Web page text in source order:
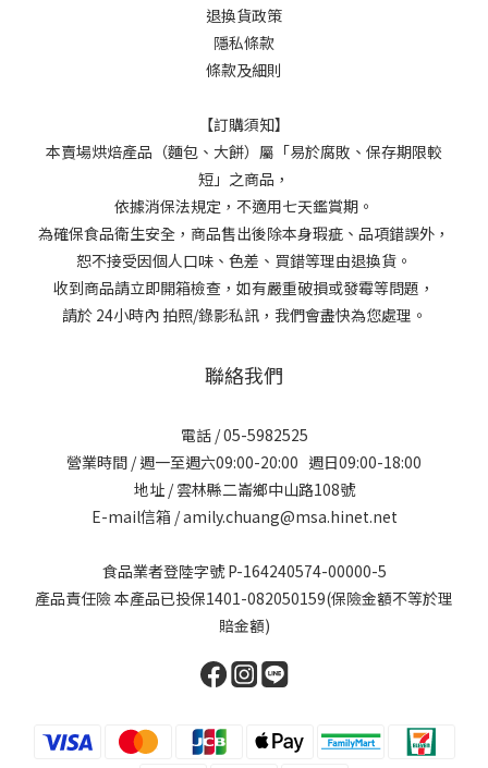
退換貨政策
隱私條款
條款及細則
【訂購須知】
本賣場烘焙產品（麵包、大餅）屬「易於腐敗、保存期限較
短」之商品，
依據消保法規定，不適用七天鑑賞期。
為確保食品衛生安全，商品售出後除本身瑕疵、品項錯誤外，
恕不接受因個人口味、色差、買錯等理由退換貨。
收到商品請立即開箱檢查，如有嚴重破損或發霉等問題，
請於 24小時內 拍照/錄影私訊，我們會盡快為您處理。
聯絡我們
電話 / 05-5982525
營業時間 / 週一至週六09:00-20:00 週日09:00-18:00
地址 / 雲林縣二崙鄉中山路108號
E-mail信箱 / amily.chuang@msa.hinet.net
食品業者登陸字號 P-164240574-00000-5
產品責任險 本產品已投保1401-082050159(保險金額不等於理
賠金額)